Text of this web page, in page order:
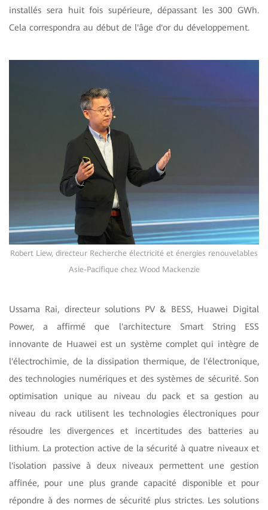
installés sera huit fois supérieure, dépassant les 300 GWh.
Cela correspondra au début de l'âge d'or du développement.
Robert Liew, directeur Recherche électricité et énergies renouvelables
Asie-Pacifique chez Wood Mackenzie
Ussama Rai, directeur solutions PV & BESS, Huawei Digital
Power, a affirmé que l'architecture Smart String ESS
innovante de Huawei est un système complet qui intègre de
l'électrochimie, de la dissipation thermique, de l'électronique,
des technologies numériques et des systèmes de sécurité. Son
optimisation unique au niveau du pack et sa gestion au
niveau du rack utilisent les technologies électroniques pour
résoudre les divergences et incertitudes des batteries au
lithium. La protection active de la sécurité à quatre niveaux et
l'isolation passive à deux niveaux permettent une gestion
affinée, pour une plus grande capacité disponible et pour
répondre à des normes de sécurité plus strictes. Les solutions